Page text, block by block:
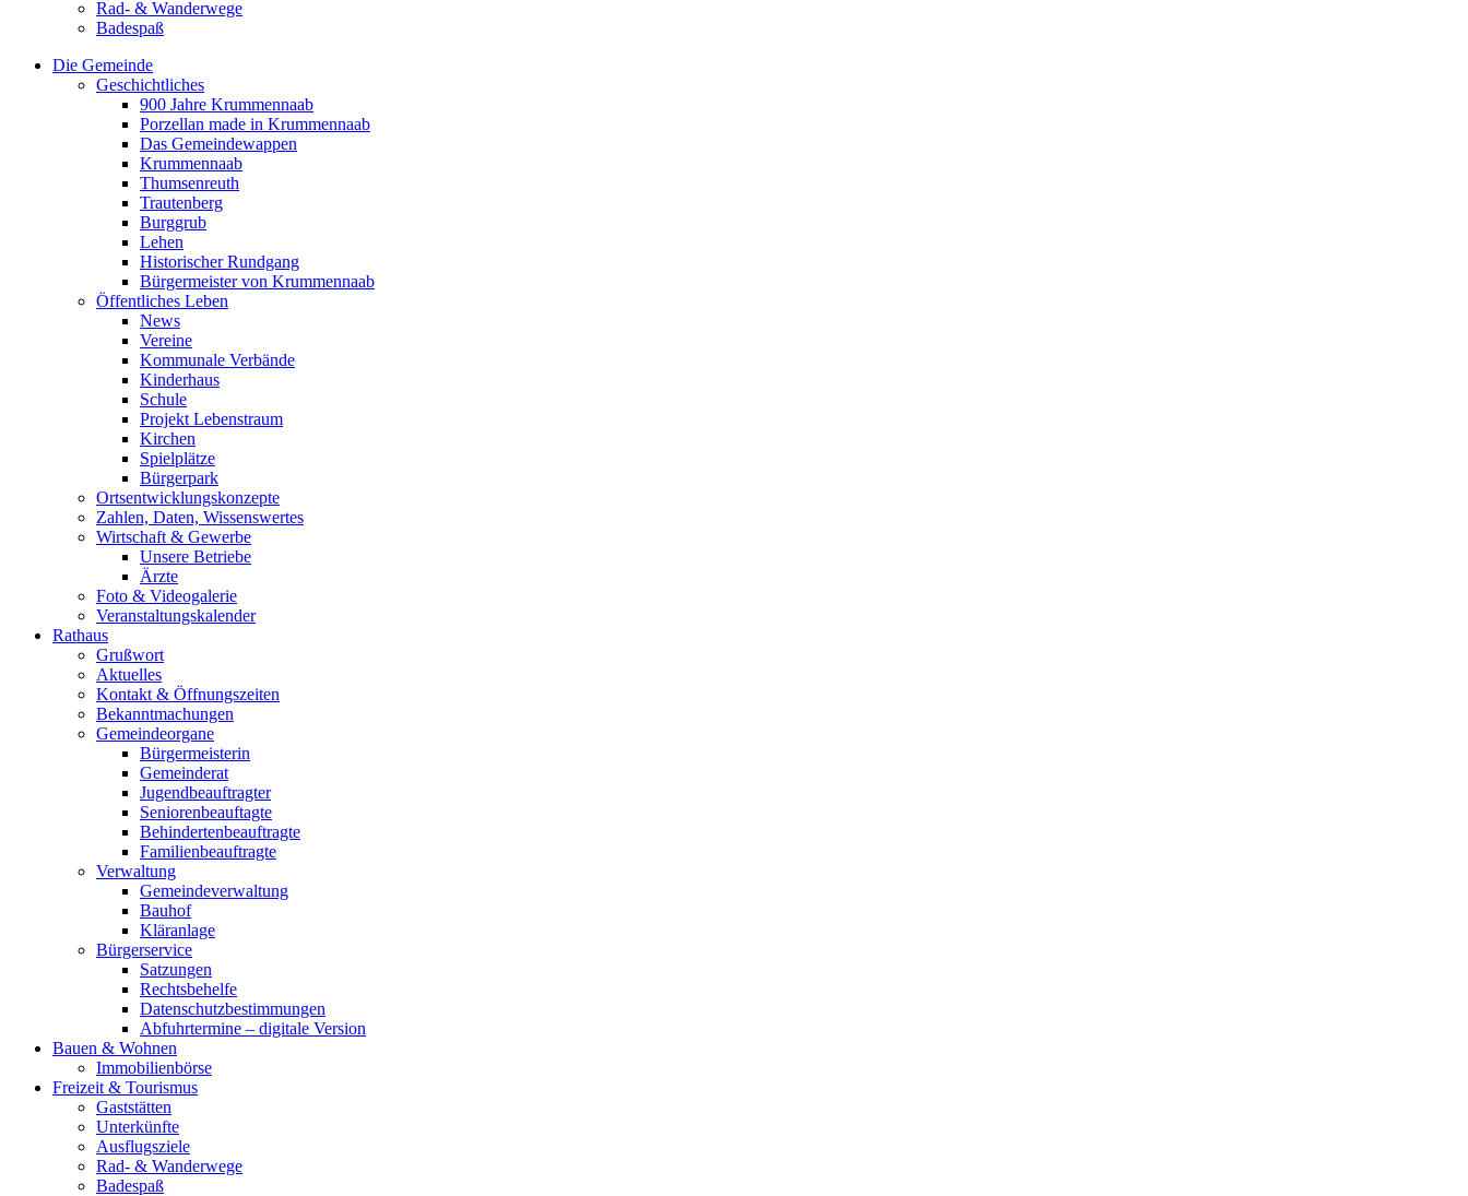
Rad- & Wanderwege
Badespaß
Die Gemeinde
Geschichtliches
900 Jahre Krummennaab
Porzellan made in Krummennaab
Das Gemeindewappen
Krummennaab
Thumsenreuth
Trautenberg
Burggrub
Lehen
Historischer Rundgang
Bürgermeister von Krummennaab
Öffentliches Leben
News
Vereine
Kommunale Verbände
Kinderhaus
Schule
Projekt Lebenstraum
Kirchen
Spielplätze
Bürgerpark
Ortsentwicklungskonzepte
Zahlen, Daten, Wissenswertes
Wirtschaft & Gewerbe
Unsere Betriebe
Ärzte
Foto & Videogalerie
Veranstaltungskalender
Rathaus
Grußwort
Aktuelles
Kontakt & Öffnungszeiten
Bekanntmachungen
Gemeindeorgane
Bürgermeisterin
Gemeinderat
Jugendbeauftragter
Seniorenbeauftagte
Behindertenbeauftragte
Familienbeauftragte
Verwaltung
Gemeindeverwaltung
Bauhof
Kläranlage
Bürgerservice
Satzungen
Rechtsbehelfe
Datenschutzbestimmungen
Abfuhrtermine – digitale Version
Bauen & Wohnen
Immobilienbörse
Freizeit & Tourismus
Gaststätten
Unterkünfte
Ausflugsziele
Rad- & Wanderwege
Badespaß